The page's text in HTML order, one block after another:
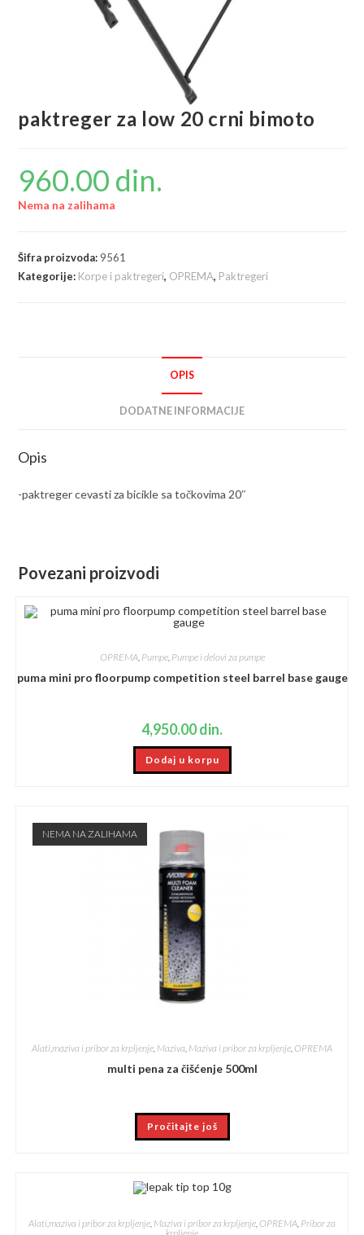
paktreger za low 20 crni bimoto
960.00 din.
Nema na zalihama
Šifra proizvoda: 9561
Kategorije: Korpe i paktregeri, OPREMA, Paktregeri
OPIS
DODATNE INFORMACIJE
Opis
-paktreger cevasti za bicikle sa točkovima 20″
Povezani proizvodi
OPREMA, Pumpe, Pumpe i delovi za pumpe
puma mini pro floorpump competition steel barrel base gauge
4,950.00din.
Dodaj u korpu
NEMA NA ZALIHAMA
Alati,maziva i pribor za krpljenje, Maziva, Maziva i pribor za krpljenje, OPREMA
multi pena za čišćenje 500ml
Pročitajte još
Alati,maziva i pribor za krpljenje Maziva i pribor za krpljenje OPREMA Pribor za